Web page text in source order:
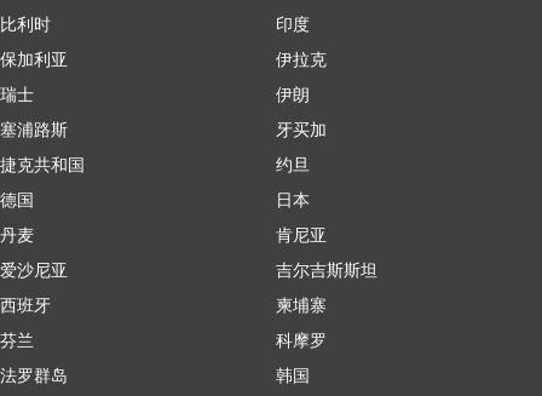
比利时
保加利亚
瑞士
塞浦路斯
捷克共和国
德国
丹麦
爱沙尼亚
西班牙
芬兰
法罗群岛
印度
伊拉克
伊朗
牙买加
约旦
日本
肯尼亚
吉尔吉斯斯坦
柬埔寨
科摩罗
韩国